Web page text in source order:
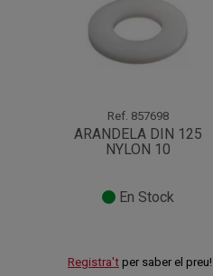
Ref. 857698
ARANDELA DIN 125
NYLON 10
En Stock
Registra't per saber el preu!